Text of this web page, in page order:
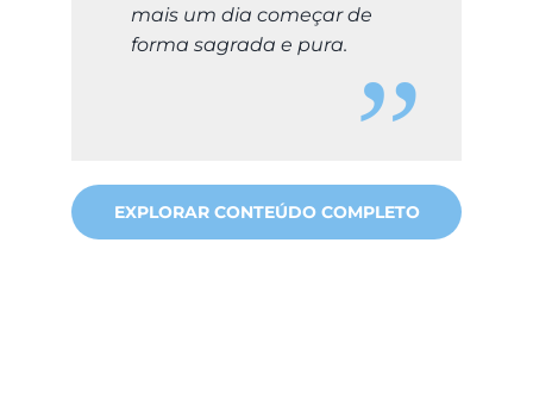
mais um dia começar de
forma sagrada e pura.
EXPLORAR CONTEÚDO COMPLETO